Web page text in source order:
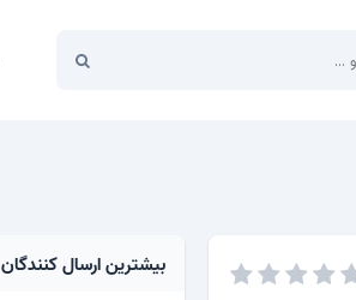
بیشترین ارسال کنندگان